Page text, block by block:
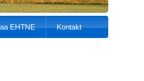
EHTNE Kontakt